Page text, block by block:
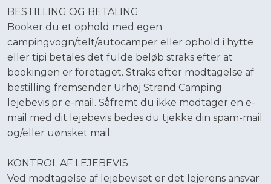
​BESTILLING OG BETALING
​Booker du et ophold med egen
campingvogn/telt/autocamper eller ophold i hytte
eller tipi betales det fulde beløb straks efter at
bookingen er foretaget. Straks efter modtagelse af
bestilling fremsender Urhøj Strand Camping
lejebevis pr e-mail. Såfremt du ikke modtager en e-
mail med dit lejebevis bedes du tjekke din spam-mail
og/eller uønsket mail.
​KONTROL AF LEJEBEVIS
​Ved modtagelse af lejebeviset er det lejerens ansvar